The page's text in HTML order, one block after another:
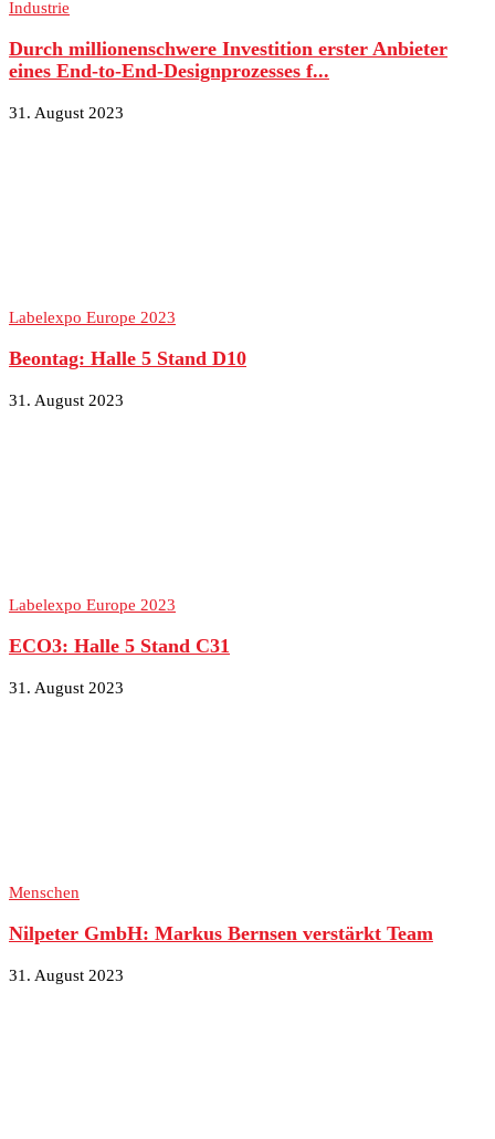
Industrie
Durch millionenschwere Investition erster Anbieter
eines End-to-End-Designprozesses f...
31. August 2023
Labelexpo Europe 2023
Beontag: Halle 5 Stand D10
31. August 2023
Labelexpo Europe 2023
ECO3: Halle 5 Stand C31
31. August 2023
Menschen
Nilpeter GmbH: Markus Bernsen verstärkt Team
31. August 2023